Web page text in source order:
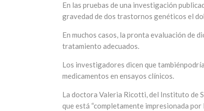
En las pruebas de una investigación
gravedad de dos trastornos genéticos el
En muchos casos, la pronta evaluación de
tratamiento adecuados.
Los investigadores dicen que
medicamentos en ensayos clínicos.
La doctora Valeria Ricotti, del Instituto de
que está “completamente impresionada por